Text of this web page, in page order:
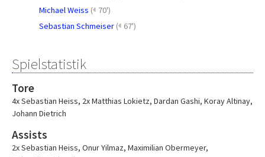
Michael Weiss ( 70')
Sebastian Schmeiser ( 67')
Spielstatistik
Tore
4x Sebastian Heiss, 2x Matthias Lokietz, Dardan Gashi, Koray Altinay,
Johann Dietrich
Assists
2x Sebastian Heiss, Onur Yilmaz, Maximilian Obermeyer,